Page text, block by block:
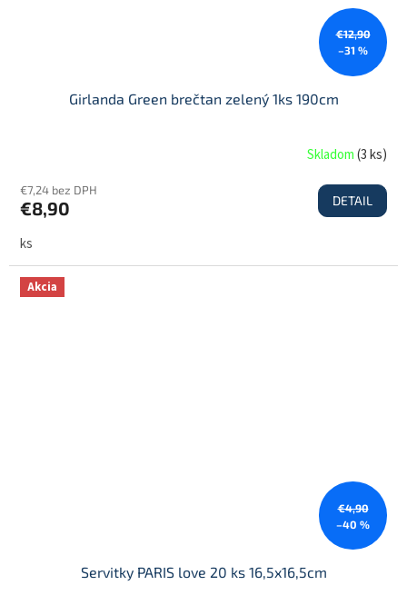
€12,90
–31 %
Girlanda Green brečtan zelený 1ks 190cm
Skladom(3 ks)
€7,24 bez DPH
€8,90 DETAIL
ks
Akcia
€4,90
–40 %
Servitky PARIS love 20 ks 16,5x16,5cm